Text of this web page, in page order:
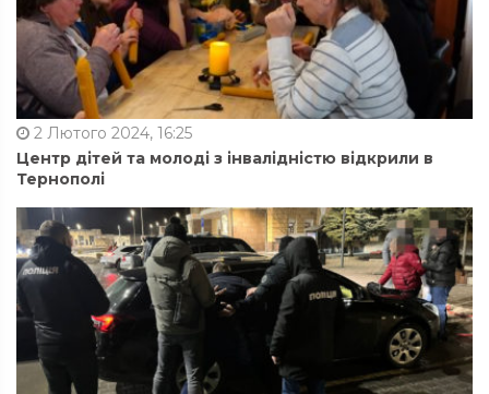
2 Лютого 2024, 16:25
Центр дітей та молоді з інвалідністю відкрили в
Тернополі